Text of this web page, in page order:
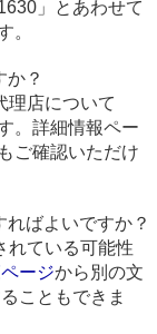
」とあわせて
。
か？
理店について
。詳細情報ペー
ご確認いただけ
ばよいですか？
れている可能性
ージから別の文
こともできま